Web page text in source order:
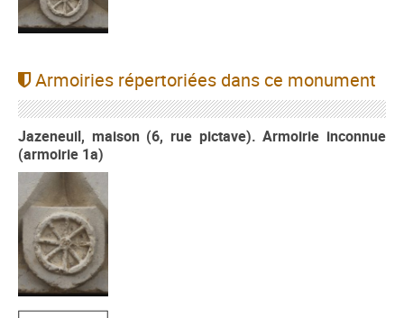
Armoiries répertoriées dans ce monument
Jazeneuil, maison (6, rue pictave). Armoirie inconnue
(armoirie 1a)